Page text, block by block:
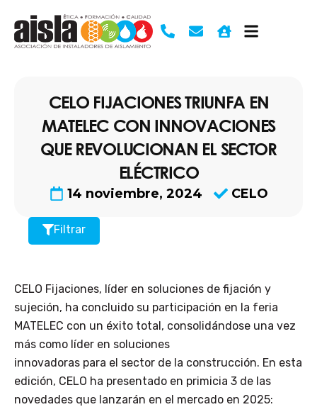
contenido
CELO FIJACIONES TRIUNFA EN
MATELEC CON INNOVACIONES
QUE REVOLUCIONAN EL SECTOR
ELÉCTRICO
14 noviembre, 2024 CELO
Filtrar
CELO Fijaciones, líder en soluciones de fijación y
sujeción, ha concluido su participación en la feria
MATELEC con un éxito total, consolidándose una vez
más como líder en soluciones
innovadoras para el sector de la construcción. En esta
edición, CELO ha presentado en primicia 3 de las
novedades que lanzarán en el mercado en 2025: